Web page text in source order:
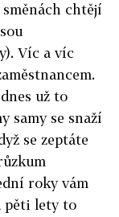
chtějí
Víc a víc
už to
samy se snaží
se zeptáte
roky vám
pěti lety to